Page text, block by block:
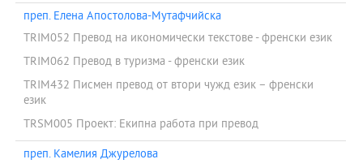
преп. Елена Апостолова-Мутафчийска
TRIM052 Превод на икономически текстове - френски език
TRIM062 Превод в туризма - френски език
TRIM432 Писмен превод от втори чужд език – френски
език
TRSM005 Проект: Екипна работа при превод
преп. Камелия Джурелова